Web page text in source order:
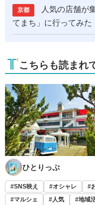
京都
人気の店舗が
てまち」に行ってみた
こちらも読まれ
ひとりっぷ
SNS映え オシャレ
マルシェ
人気 地域